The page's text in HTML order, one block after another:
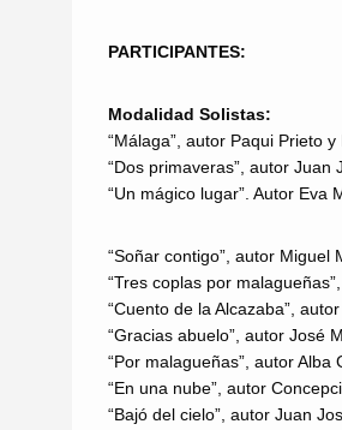
PARTICIPANTES:
Modalidad Solistas:
“Málaga”, autor Paqui Prieto
“Dos primaveras”, autor
“Un mágico lugar”. Autor Eva
“Soñar contigo”, autor Miguel
“Tres coplas por
“Cuento de la Alcazaba”,
“Gracias abuelo”, autor José
“Por malagueñas”, autor
“En una nube”, autor
“Bajó del cielo”, autor Juan